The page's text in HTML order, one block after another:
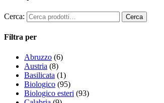
Cerca:
Filtra per
Abruzzo (6)
Austria (8)
Basilicata (1)
Biologico (95)
Biologico esteri (93)